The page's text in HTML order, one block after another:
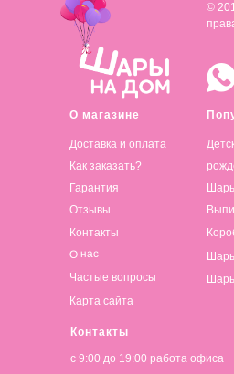
О магазине
Доставка и оплата
Контакты
©
Как заказать?
Гарантия
Отзывы
Контакты
О нас
Частые вопросы
Карта сайта
с 9:00 до 19:00 работа офиса